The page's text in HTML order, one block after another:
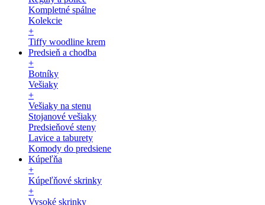
Kompletné spálne
Kolekcie
+
Tiffy woodline krem
Predsieň a chodba
+
Botníky
Vešiaky
+
Vešiaky na stenu
Stojanové vešiaky
Predsieňové steny
Lavice a taburety
Komody do predsiene
Kúpeľňa
+
Kúpeľňové skrinky
+
Vysoké skrinky